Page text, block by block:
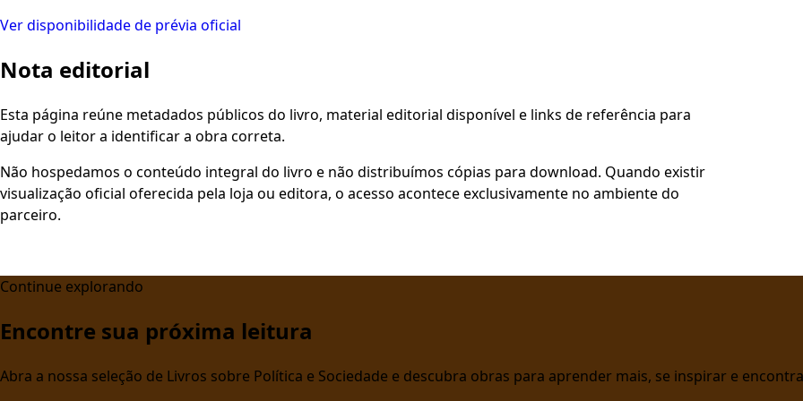
Ver disponibilidade de prévia oficial
Nota editorial
Esta página reúne metadados públicos do livro, material editorial disponível e links de referência para
ajudar o leitor a identificar a obra correta.
Não hospedamos o conteúdo integral do livro e não distribuímos cópias para download. Quando existir
visualização oficial oferecida pela loja ou editora, o acesso acontece exclusivamente no ambiente do
parceiro.
Continue explorando
Encontre sua próxima leitura
Abra a nossa seleção de Livros sobre Política e Sociedade e descubra obras para aprender mais, se inspirar e